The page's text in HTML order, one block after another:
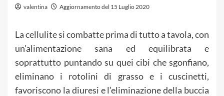
valentina Aggiornamento del 15 Luglio 2020
La cellulite si combatte prima di tutto a tavola, con
un’alimentazione sana ed equilibrata e
soprattutto puntando su quei cibi che sgonfiano,
eliminano i rotolini di grasso e i cuscinetti,
favoriscono la diuresi e l’eliminazione della buccia